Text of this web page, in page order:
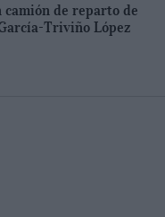
de reparto de
Triviño López